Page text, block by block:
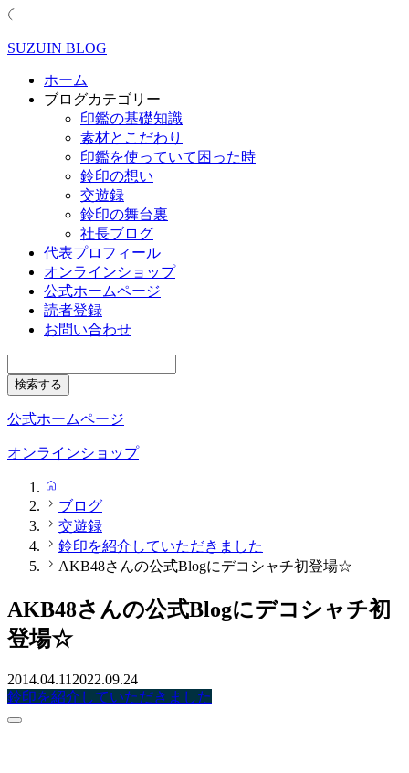
SUZUIN BLOG
ホーム
ブログカテゴリー
印鑑の基礎知識
素材とこだわり
印鑑を使っていて困った時
鈴印の想い
交遊録
鈴印の舞台裏
社長ブログ
代表プロフィール
オンラインショップ
公式ホームページ
読者登録
お問い合わせ
公式ホームページ
オンラインショップ
ブログ
交遊録
鈴印を紹介していただきました
AKB48さんの公式Blogにデコシャチ初登場☆
AKB48さんの公式Blogにデコシャチ初
登場☆
2014.04.11 2022.09.24
鈴印を紹介していただきました